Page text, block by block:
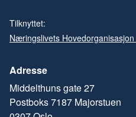
Tilknyttet:
Næringslivets Hovedorganisasjon
Adresse
Middelthuns gate 27
Postboks 7187 Majorstuen